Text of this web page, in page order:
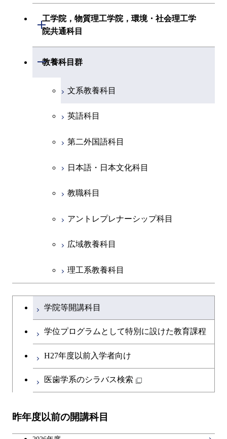
共通専門科目
初年次専門科目
創造プロセス科目
共通専門科目
初年次専門科目
創造プロセス科目
共通専門科目
創造プロセス科目
共通専門科目
建築学系
融合理工学系
初年次専門科目
創造プロセス科目
共通専門科目
工学院，物質理工学院，環境・社会理工学
院共通科目
開閉
工学院，物質理工学院，環境・社会
教養科目群
開閉
文系教養科目
英語科目
第二外国語科目
日本語・日本文化科目
教職科目
アントレプレナーシップ科目
広域教養科目
理工系教養科目
学士課程を切り替える
学院等開講科目
学位プログラムとして特別に設けた教育課程
H27年度以前入学者向け
医歯学系のシラバス検索
昨年度以前の開講科目